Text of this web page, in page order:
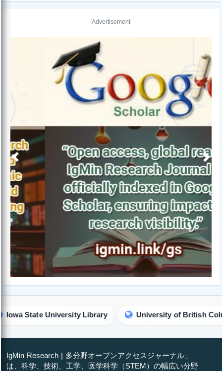
Advertisement
Previous Next
University Library University of British Columbia
IgMin Research | 多分野オープンアクセスジャーナル」
は、科学、技術、工学、医学科学（STEM）の幅広い分野